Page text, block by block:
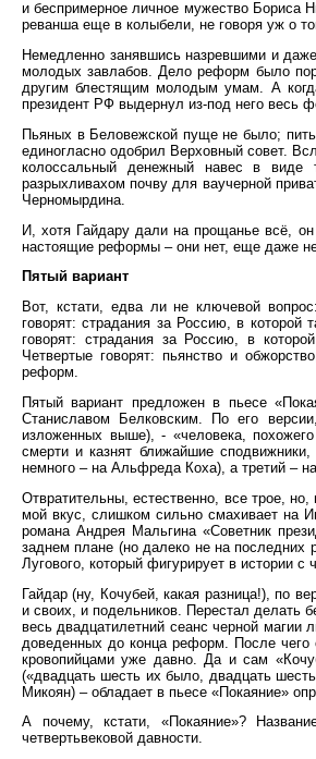
и беспримерное личное мужество Бориса
реванша еще в колыбели, не говоря уж о
Немедленно занявшись назревшими и
молодых завлабов. Дело реформ было
другим блестящим молодым умам. А
президент РФ выдернул из-под него весь
Пьяных в Беловежской пуще не было;
единогласно одобрил Верховный совет.
колоссальный денежный навес в
разрыхливахом почву для ваучерной
Черномырдина.
И, хотя Гайдару дали на прощанье всё,
настоящие реформы – они нет, еще даже
Пятый вариант
Вот, кстати, едва ли не ключевой
говорят: страдания за Россию, в которой
говорят: страдания за Россию, в
Четвертые говорят: пьянство и
реформ.
Пятый вариант предложен в пьесе
Станиславом Белковским. По его
изложенных выше), - «человека,
смерти и казнят ближайшие
немного – на Альфреда Коха), а третий –
Отвратительны, естественно, все трое,
мой вкус, слишком сильно смахивает на
романа Андрея Мальгина «Советник
заднем плане (но далеко не на последних
Лугового, который фигурирует в истории
Гайдар (ну, Кочубей, какая разница!), по
и своих, и подельников. Перестал делать
весь двадцатилетний сеанс черной
доведенных до конца реформ. После чего
кровопийцами уже давно. Да и сам
(«двадцать шесть их было, двадцать
Микоян) – обладает в пьесе «Покаяние»
А почему, кстати, «Покаяние»?
четвертьвековой давности.